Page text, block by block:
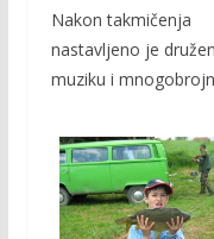
Nakon takmičenja
nastavljeno je
muziku i